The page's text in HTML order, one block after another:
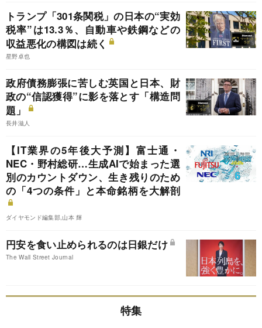
トランプ「301条関税」の日本の“実効
税率”は13.3％、自動車や鉄鋼などの
収益悪化の構図は続く
星野卓也
政府債務膨張に苦しむ英国と日本、財
政の“信認獲得”に影を落とす「構造問
題」
長井滋人
【IT業界の5年後大予測】富士通・
NEC・野村総研…生成AIで始まった選
別のカウントダウン、生き残りのため
の「4つの条件」と本命銘柄を大解剖
ダイヤモンド編集部,山本 輝
円安を食い止められるのは日銀だけ
The Wall Street Journal
特集